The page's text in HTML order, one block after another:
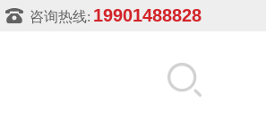
咨询热线: 19901488828